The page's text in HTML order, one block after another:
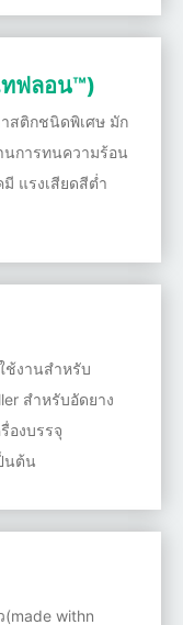
ทฟลอน™)
สติกชนิดพิเศษ มัก
การทนความร้อน
แรงเสียดสีต่ำ
ช้งานสำหรับ
สำหรับอัดยาง
องบรรจุ
นต้น
withn